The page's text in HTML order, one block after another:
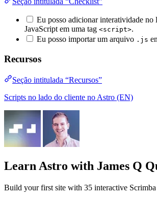
Eu posso adicionar interatividade no
JavaScript em uma tag <script>.
Eu posso importar um arquivo .js
Recursos
Seção intitulada “Recursos”
Scripts no lado do cliente no Astro (EN)
Learn Astro with James Q
Build your first site with 35 interactive Scrimba